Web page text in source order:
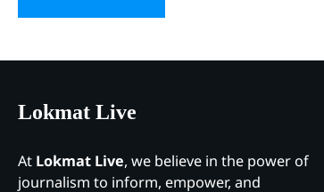
Lokmat Live
At Lokmat Live, we believe in the power of
journalism to inform, empower, and